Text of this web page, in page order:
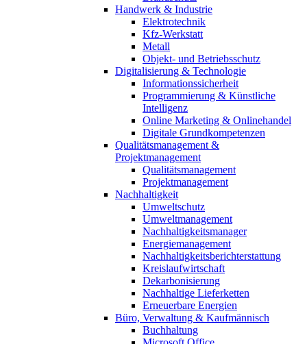
Handwerk & Industrie
Elektrotechnik
Kfz-Werkstatt
Metall
Objekt- und Betriebsschutz
Digitalisierung & Technologie
Informationssicherheit
Programmierung & Künstliche
Intelligenz
Online Marketing & Onlinehandel
Digitale Grundkompetenzen
Qualitätsmanagement &
Projektmanagement
Qualitätsmanagement
Projektmanagement
Nachhaltigkeit
Umweltschutz
Umweltmanagement
Nachhaltigkeitsmanager
Energiemanagement
Nachhaltigkeitsberichterstattung
Kreislaufwirtschaft
Dekarbonisierung
Nachhaltige Lieferketten
Erneuerbare Energien
Büro, Verwaltung & Kaufmännisch
Buchhaltung